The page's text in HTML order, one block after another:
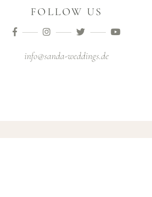
FOLLOW US
info@sanda-weddings.de